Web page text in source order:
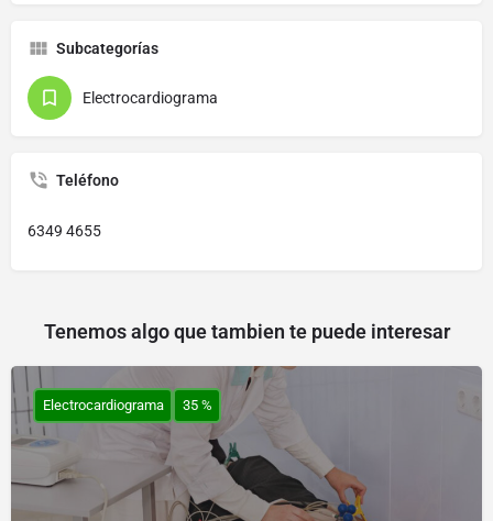
Subcategorías
Electrocardiograma
Teléfono
6349 4655
Tenemos algo que tambien te puede interesar
Electrocardiograma 35 %